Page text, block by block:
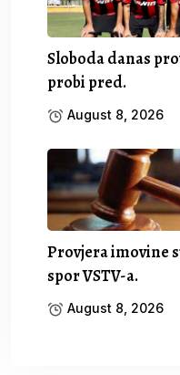
Sloboda danas
probi pred.
August 8, 2026
Provjera imovine
spor VSTV-a.
August 8, 2026